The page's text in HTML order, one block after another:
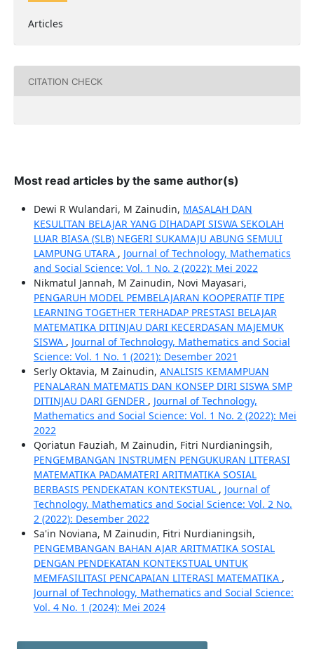
Articles
CITATION CHECK
Most read articles by the same author(s)
Dewi R Wulandari, M Zainudin, MASALAH DAN
KESULITAN BELAJAR YANG DIHADAPI SISWA SEKOLAH
LUAR BIASA (SLB) NEGERI SUKAMAJU ABUNG SEMULI
LAMPUNG UTARA , Journal of Technology, Mathematics
and Social Science: Vol. 1 No. 2 (2022): Mei 2022
Nikmatul Jannah, M Zainudin, Novi Mayasari,
PENGARUH MODEL PEMBELAJARAN KOOPERATIF TIPE
LEARNING TOGETHER TERHADAP PRESTASI BELAJAR
MATEMATIKA DITINJAU DARI KECERDASAN MAJEMUK
SISWA , Journal of Technology, Mathematics and Social
Science: Vol. 1 No. 1 (2021): Desember 2021
Serly Oktavia, M Zainudin, ANALISIS KEMAMPUAN
PENALARAN MATEMATIS DAN KONSEP DIRI SISWA SMP
DITINJAU DARI GENDER , Journal of Technology,
Mathematics and Social Science: Vol. 1 No. 2 (2022): Mei
2022
Qoriatun Fauziah, M Zainudin, Fitri Nurdianingsih,
PENGEMBANGAN INSTRUMEN PENGUKURAN LITERASI
MATEMATIKA PADAMATERI ARITMATIKA SOSIAL
BERBASIS PENDEKATAN KONTEKSTUAL , Journal of
Technology, Mathematics and Social Science: Vol. 2 No.
2 (2022): Desember 2022
Sa'in Noviana, M Zainudin, Fitri Nurdianingsih,
PENGEMBANGAN BAHAN AJAR ARITMATIKA SOSIAL
DENGAN PENDEKATAN KONTEKSTUAL UNTUK
MEMFASILITASI PENCAPAIAN LITERASI MATEMATIKA ,
Journal of Technology, Mathematics and Social Science:
Vol. 4 No. 1 (2024): Mei 2024